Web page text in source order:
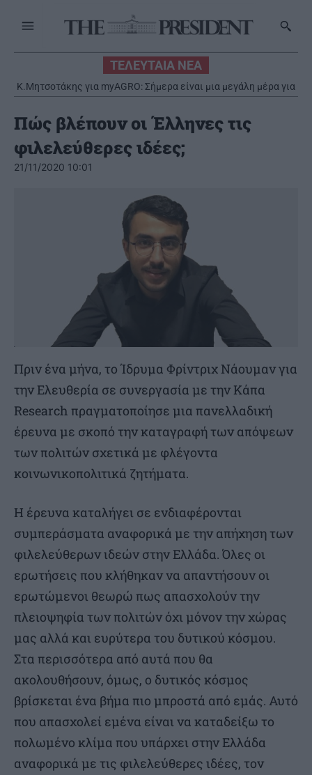
ΤΕΛΕΥΤΑΙΑ ΝΕΑ
Κ.Μητσοτάκης για myAGRO: Σήμερα είναι μια μεγάλη μέρα για
τον πρωτογενή τομέα – Αισθανόμαστε δικαιωμένοι
Πώς βλέπουν οι Έλληνες τις
φιλελεύθερες ιδέες;
21/11/2020 10:01
Πριν ένα μήνα, το Ίδρυμα Φρίντριχ Νάουμαν για
την Ελευθερία σε συνεργασία με την Κάπα
Research πραγματοποίησε μια πανελλαδική
έρευνα με σκοπό την καταγραφή των απόψεων
των πολιτών σχετικά με φλέγοντα
κοινωνικοπολιτικά ζητήματα.
Η έρευνα καταλήγει σε ενδιαφέρονται
συμπεράσματα αναφορικά με την απήχηση των
φιλελεύθερων ιδεών στην Ελλάδα. Όλες οι
ερωτήσεις που κλήθηκαν να απαντήσουν οι
ερωτώμενοι θεωρώ πως απασχολούν την
πλειοψηφία των πολιτών όχι μόνον την χώρας
μας αλλά και ευρύτερα του δυτικού κόσμου.
Στα περισσότερα από αυτά που θα
ακολουθήσουν, όμως, ο δυτικός κόσμος
βρίσκεται ένα βήμα πιο μπροστά από εμάς. Αυτό
που απασχολεί εμένα είναι να καταδείξω το
πολωμένο κλίμα που υπάρχει στην Ελλάδα
αναφορικά με τις φιλελεύθερες ιδέες, τον